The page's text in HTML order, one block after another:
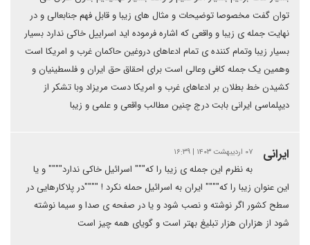
توان گفت مخصوصا توضیحات و مثال های زیبا و قابل فهم جنابعالی و در
نهایت جمله ی زیبا و واقعی که اشاره فرموده اید اسراییل خاکی ندارد بسیار
بسیار زیبا وتمام کننده ی تمام ادعاهای دروغین حاکمان غرب و امریکا است
وهمین یک جمله کافی وعالی است برای احقاق حق ایران و فلسطینیان و
کشیدن خط بطلان بر ادعاهای غرب و امریکا دست مریزاد وبا تشکر از
دیپلماسی ایرانی بابت درج چنین مطالب واقعی و علمی و زیبا
ایرانی ۰۷ اردیبهشت ۱۴۰۳ | ۱۶:۳۹
به نظرم این جمله ی زیبا را که""" اسرائیل خاکی ندارد"""" و یا
این عنوان زیبا را که"""" ایران به اسرائیل حمله نکرد ! """"در پلاکارهایی در
سطح کشور اگر نوشته و نصب شود و یا در صفحه ی صدا و سیما نوشته
شود از هزاران هزار تبلیغ بهتر است و گویای همه چیز است